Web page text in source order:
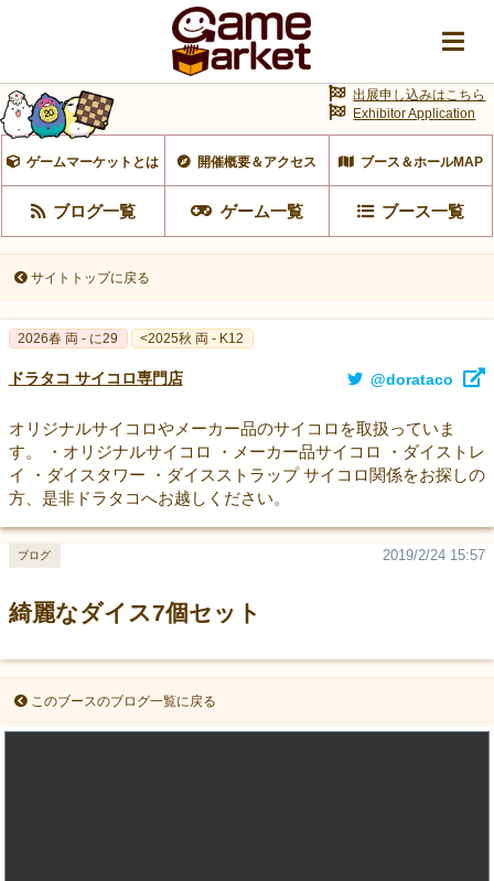
ゲームマーケットとは 開催概要＆アクセス ブース＆ホールMAP
ブログ一覧 ゲーム一覧 ブース一覧
出展申し込みはこちら
Exhibitor Application
サイトトップに戻る
2026春 両 - に29 <2025秋 両 - K12
ドラタコ サイコロ専門店 @dorataco
オリジナルサイコロやメーカー品のサイコロを取扱っていま
す。 ・オリジナルサイコロ ・メーカー品サイコロ ・ダイストレ
イ ・ダイスタワー ・ダイスストラップ サイコロ関係をお探しの
方、是非ドラタコへお越しください。
綺麗なダイス7個セット
2019/2/24 15:57
ブログ
このブースのブログ一覧に戻る